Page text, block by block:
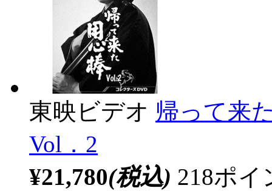
東映ビデオ 帰って来
Vol．2
¥21,780(税込) 218ポ